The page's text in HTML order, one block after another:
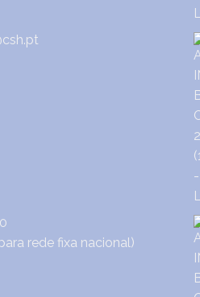
rede fixa nacional)